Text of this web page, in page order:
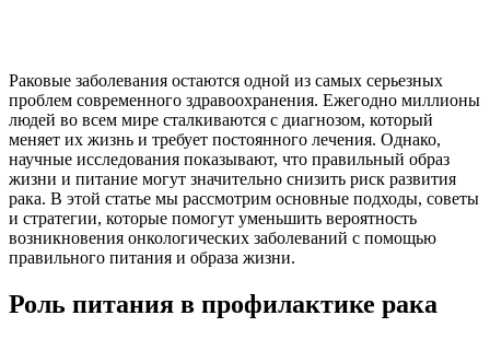
Раковые заболевания остаются одной из самых серьезных
проблем современного здравоохранения. Ежегодно миллионы
людей во всем мире сталкиваются с диагнозом, который
меняет их жизнь и требует постоянного лечения. Однако,
научные исследования показывают, что правильный образ
жизни и питание могут значительно снизить риск развития
рака. В этой статье мы рассмотрим основные подходы, советы
и стратегии, которые помогут уменьшить вероятность
возникновения онкологических заболеваний с помощью
правильного питания и образа жизни.
Роль питания в профилактике рака